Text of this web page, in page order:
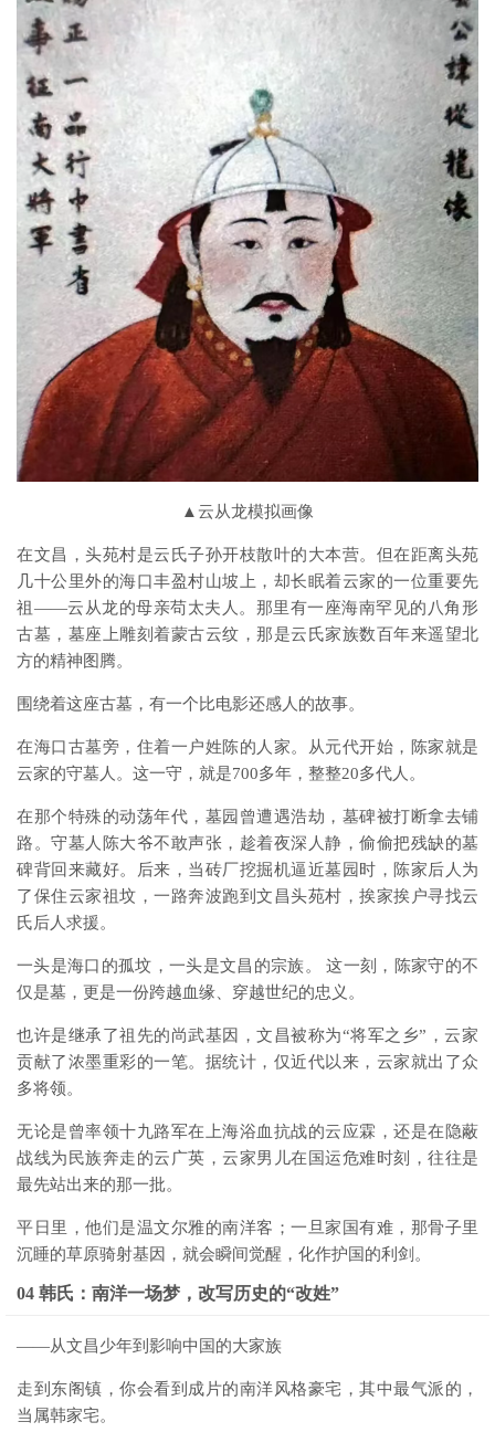
▲云从龙模拟画像
在文昌，头苑村是云氏子孙开枝散叶的大本营。但在距离头苑
几十公里外的海口丰盈村山坡上，却长眠着云家的一位重要先
祖——云从龙的母亲苟太夫人。那里有一座海南罕见的八角形
古墓，墓座上雕刻着蒙古云纹，那是云氏家族数百年来遥望北
方的精神图腾。
围绕着这座古墓，有一个比电影还感人的故事。
在海口古墓旁，住着一户姓陈的人家。从元代开始，陈家就是
云家的守墓人。这一守，就是700多年，整整20多代人。
在那个特殊的动荡年代，墓园曾遭遇浩劫，墓碑被打断拿去铺
路。守墓人陈大爷不敢声张，趁着夜深人静，偷偷把残缺的墓
碑背回来藏好。后来，当砖厂挖掘机逼近墓园时，陈家后人为
了保住云家祖坟，一路奔波跑到文昌头苑村，挨家挨户寻找云
氏后人求援。
一头是海口的孤坟，一头是文昌的宗族。 这一刻，陈家守的不
仅是墓，更是一份跨越血缘、穿越世纪的忠义。
也许是继承了祖先的尚武基因，文昌被称为“将军之乡”，云家
贡献了浓墨重彩的一笔。据统计，仅近代以来，云家就出了众
多将领。
无论是曾率领十九路军在上海浴血抗战的云应霖，还是在隐蔽
战线为民族奔走的云广英，云家男儿在国运危难时刻，往往是
最先站出来的那一批。
平日里，他们是温文尔雅的南洋客；一旦家国有难，那骨子里
沉睡的草原骑射基因，就会瞬间觉醒，化作护国的利剑。
04 韩氏：南洋一场梦，改写历史的“改姓”
——从文昌少年到影响中国的大家族
走到东阁镇，你会看到成片的南洋风格豪宅，其中最气派的，
当属韩家宅。